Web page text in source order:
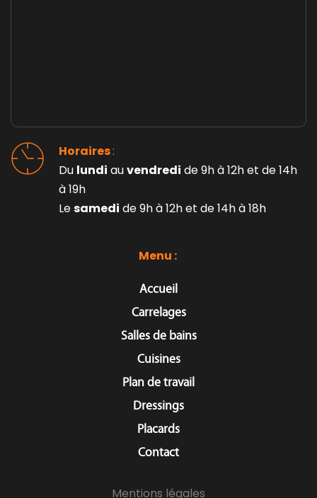
Menu :
Accueil
Carrelages
Salles de bains
Cuisines
Plan de travail
Dressings
Placards
Contact
Horaires :
Du lundi au vendredi de 9h à 12h et de 14h
à 19h
Le samedi de 9h à 12h et de 14h à 18h
Mentions légales